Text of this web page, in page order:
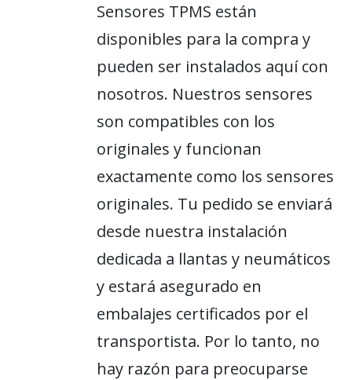
Sensores TPMS están
disponibles para la compra y
pueden ser instalados aquí con
nosotros. Nuestros sensores
son compatibles con los
originales y funcionan
exactamente como los sensores
originales. Tu pedido se enviará
desde nuestra instalación
dedicada a llantas y neumáticos
y estará asegurado en
embalajes certificados por el
transportista. Por lo tanto, no
hay razón para preocuparse